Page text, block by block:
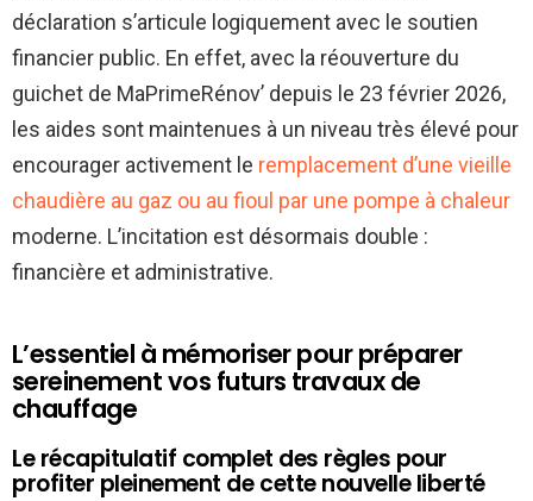
déclaration s’articule logiquement avec le soutien
financier public. En effet, avec la réouverture du
guichet de MaPrimeRénov’ depuis le 23 février 2026,
les aides sont maintenues à un niveau très élevé pour
encourager activement le remplacement d’une vieille
chaudière au gaz ou au fioul par une pompe à chaleur
moderne. L’incitation est désormais double :
financière et administrative.
L’essentiel à mémoriser pour préparer
sereinement vos futurs travaux de
chauffage
Le récapitulatif complet des règles pour
profiter pleinement de cette nouvelle liberté